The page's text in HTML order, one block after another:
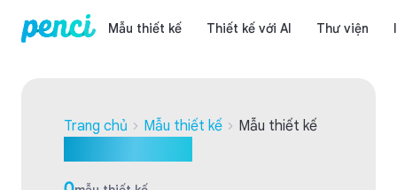
Mẫu thiết kế Thiết kế với AI Thư viện
Trang chủ Mẫu thiết kế Mẫu thiết kế